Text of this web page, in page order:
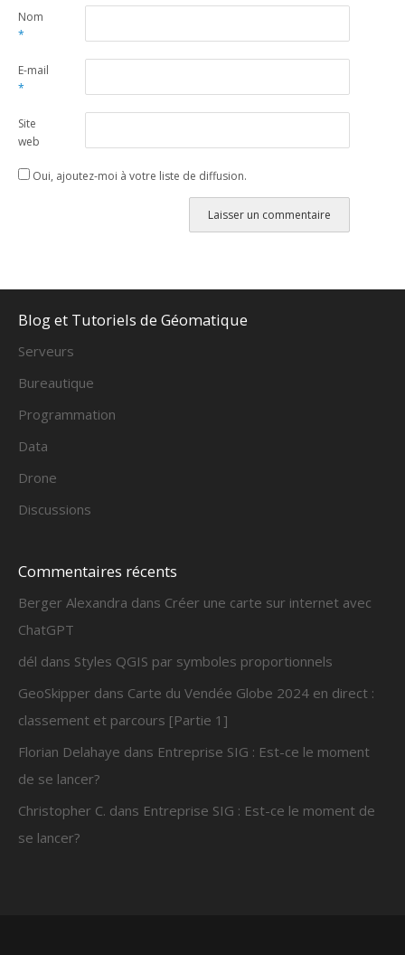
Nom
*
E-mail
*
Site
web
Oui, ajoutez-moi à votre liste de diffusion.
Blog et Tutoriels de Géomatique
Serveurs
Bureautique
Programmation
Data
Drone
Discussions
Commentaires récents
Berger Alexandra dans Créer une carte sur internet avec
ChatGPT
dél dans Styles QGIS par symboles proportionnels
GeoSkipper dans Carte du Vendée Globe 2024 en direct :
classement et parcours [Partie 1]
Florian Delahaye dans Entreprise SIG : Est-ce le moment
de se lancer?
Christopher C. dans Entreprise SIG : Est-ce le moment de
se lancer?